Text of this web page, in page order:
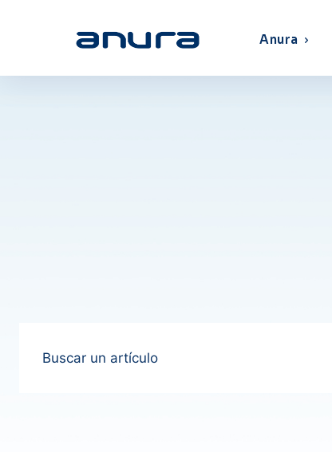
Anura
Buscar un artículo